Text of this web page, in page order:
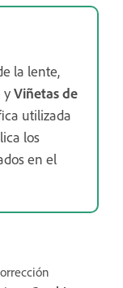
la lente,
yViñetas de
utilizada
los
en el